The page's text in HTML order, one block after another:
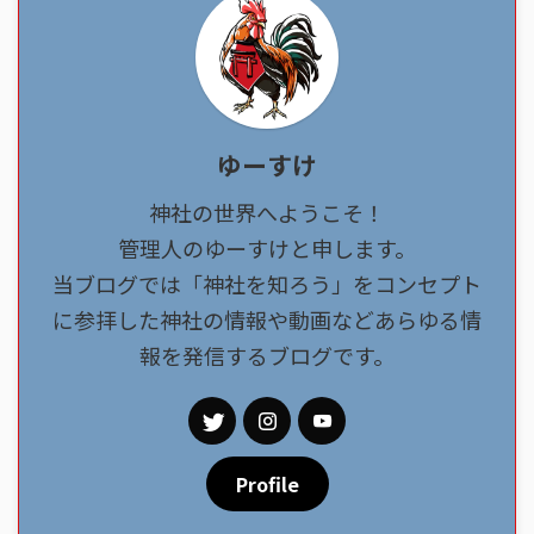
ゆーすけ
神社の世界へようこそ！
管理人のゆーすけと申します。
当ブログでは「神社を知ろう」をコンセプト
に参拝した神社の情報や動画などあらゆる情
報を発信するブログです。
Profile